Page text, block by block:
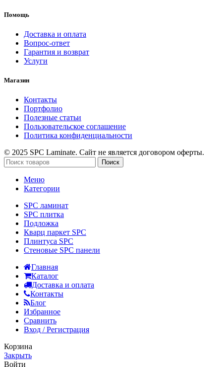
Помощь
Доставка и оплата
Вопрос-ответ
Гарантия и возврат
Услуги
Магазин
Контакты
Портфолио
Полезные статьи
Пользовательское соглашение
Политика конфиденциальности
© 2025 SPC Laminate. Сайт не является договором оферты.
Поиск
Меню
Категории
SPC ламинат
SPC плитка
Подложка
Кварц паркет SPC
Плинтуса SPC
Стеновые SPC панели
Главная
Каталог
Доставка и оплата
Контакты
Блог
Избранное
Сравнить
Вход / Регистрация
Корзина
Закрыть
Войти